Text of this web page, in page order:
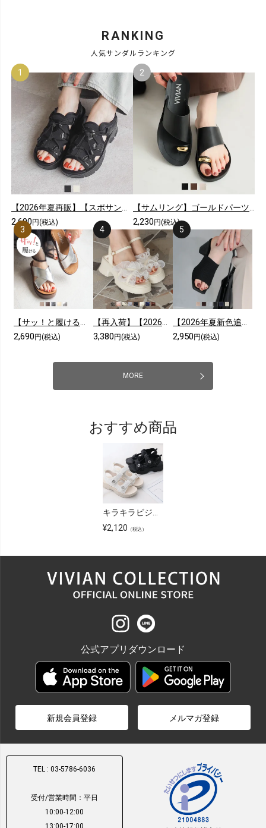
RANKING
人気サンダルランキング
【2026年夏再販】【スポサン】やわらかソールレースアップスニーカーサンダル
2,690 円(税込)
【サムリング】ゴールドパーツカジュアルコンフォートトングサンダル
2,230 円(税込)
【サッ！と履ける】【2026年夏新色追加】厚底コンフォートクロスサンダル
2,690 円(税込)
【再入荷】【2026年夏新色追加】シアークロスフリル厚底ストラップサンダル
3,380 円(税込)
【2026年夏新色追加】スクエアトゥニットミュールサンダル
2,950 円(税込)
MORE
おすすめ商品
キラキラビジューモチーフやわらかソールサンダル
¥2,120 （税込）
公式アプリダウンロード
新規会員登録 メルマガ登録
TEL : 03-5786-6036
受付/営業時間：平日
10:00-12:00